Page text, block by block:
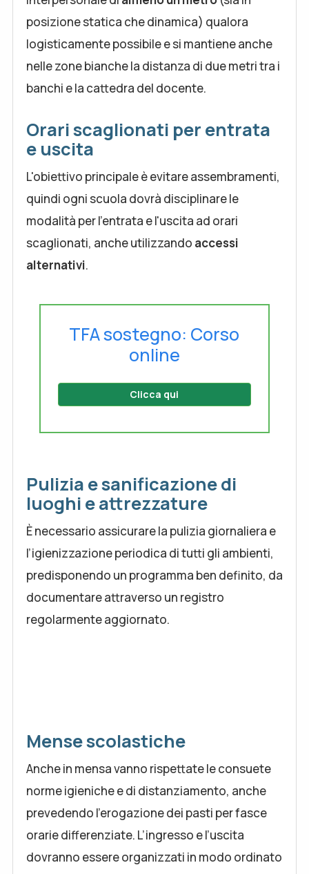
posizione statica che dinamica) qualora
logisticamente possibile e si mantiene anche
nelle zone bianche la distanza di due metri tra i
banchi e la cattedra del docente.
Orari scaglionati per entrata
e uscita
L'obiettivo principale è evitare assembramenti,
quindi ogni scuola dovrà disciplinare le
modalità per l'entrata e l'uscita ad orari
scaglionati, anche utilizzando accessi
alternativi.
TFA sostegno: Corso
online
Clicca qui
Pulizia e sanificazione di
luoghi e attrezzature
È necessario assicurare la pulizia giornaliera e
l’igienizzazione periodica di tutti gli ambienti,
predisponendo un programma ben definito, da
documentare attraverso un registro
regolarmente aggiornato.
Mense scolastiche
Anche in mensa vanno rispettate le consuete
norme igieniche e di distanziamento, anche
prevedendo l’erogazione dei pasti per fasce
orarie differenziate. L’ingresso e l’uscita
dovranno essere organizzati in modo ordinato